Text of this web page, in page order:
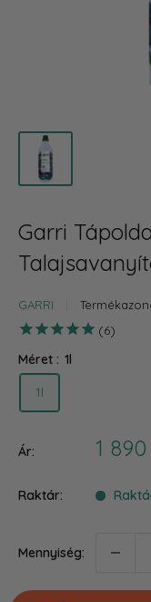
Garri
GARRI
6
Méret : 1l
1l
Ár: 1
Raktár:
Mennyiség: